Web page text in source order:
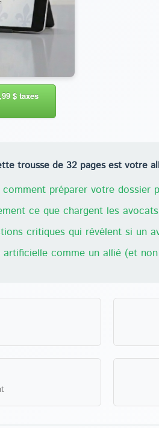
$ taxes
trousse de 32 pages est votre
comment préparer votre dossier
ce que chargent les
critiques qui révèlent si un
comme un allié (et